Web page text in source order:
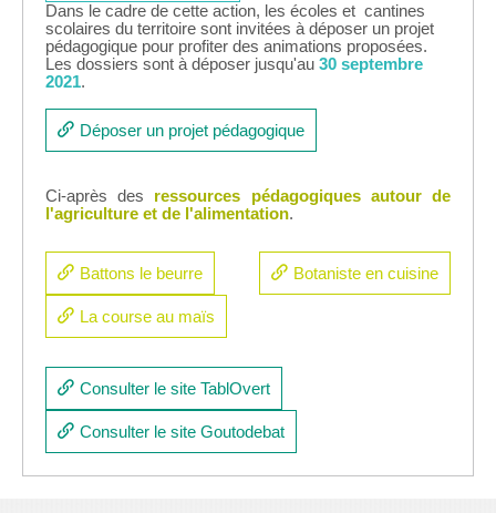
Dans le cadre de cette action, les écoles et cantines
scolaires du territoire sont invitées à déposer un projet
pédagogique pour profiter des animations proposées.
​Les dossiers sont à déposer jusqu'au 30 septembre
2021.
Déposer un projet pédagogique
Ci-après des ressources pédagogiques autour de
l'agriculture et de l'alimentation.
Battons le beurre Botaniste en cuisine
La course au maïs
Consulter le site TablOvert
Consulter le site Goutodebat